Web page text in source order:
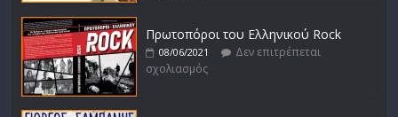
Πρωτοπόροι του Ελληνικού Rock
08/06/2021
Δεν επιτρέπεται
σχολιασμός